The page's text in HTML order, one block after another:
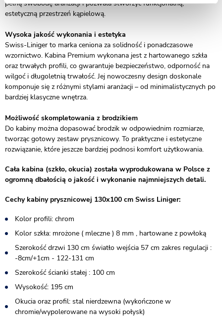
pełną swobodę aranżacji i pozwala stworzyć funkcjonalną,
estetyczną przestrzeń kąpielową.
Wysoka jakość wykonania i estetyka
Swiss-Liniger to marka ceniona za solidność i ponadczasowe
wzornictwo. Kabina Premium wykonana jest z hartowanego szkła
oraz trwałych profili, co gwarantuje bezpieczeństwo, odporność na
wilgoć i długoletnią trwałość. Jej nowoczesny design doskonale
komponuje się z różnymi stylami aranżacji – od minimalistycznych po
bardziej klasyczne wnętrza.
Możliwość skompletowania z brodzikiem
Do kabiny można dopasować brodzik w odpowiednim rozmiarze,
tworząc gotowy zestaw prysznicowy. To praktyczne i estetyczne
rozwiązanie, które jeszcze bardziej podnosi komfort użytkowania.
Cała kabina (szkło, okucia) została wyprodukowana w Polsce z
ogromną dbałością o jakość i wykonanie najmniejszych detali.
Cechy kabiny prysznicowej 130x100 cm Swiss Liniger:
Kolor profili: chrom
Kolor szkła: mrożone ( mleczne ) 8 mm , hartowane z powłoką
Szerokość drzwi 130 cm światło wejścia 57 cm zakres regulacji :
-8cm/+1cm - 122-131 cm
Szerokość ścianki stałej : 100 cm
Wysokość: 195 cm
Okucia oraz profil: stal nierdzewna (wykończone w
chromie/wypolerowane na wysoki połysk)